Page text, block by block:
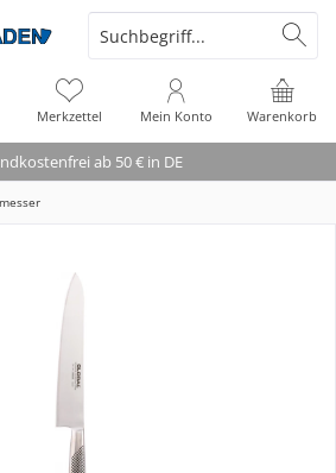
ab 50 € in DE
Warenkorb
Merkzettel Mein Konto